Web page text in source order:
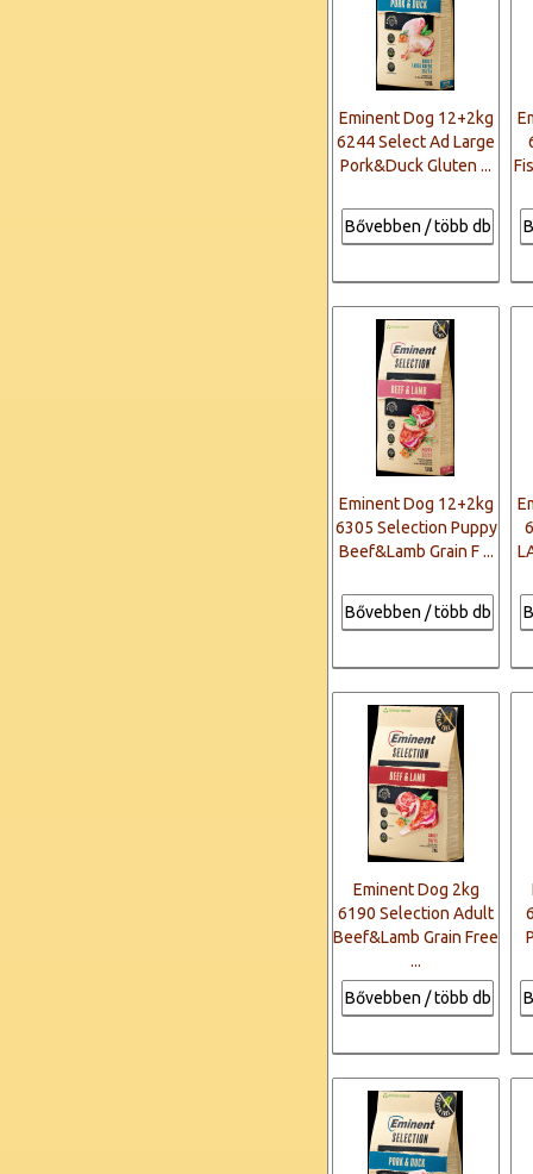
Eminent Dog 12+2kg
6244 Select Ad Large
Pork&Duck Gluten ...
Bővebben / több db
Eminent Dog 12+2kg
6305 Selection Puppy
Beef&Lamb Grain F ...
Bővebben / több db
Eminent Dog 2kg
6190 Selection Adult
Beef&Lamb Grain Free
...
Bővebben / több db